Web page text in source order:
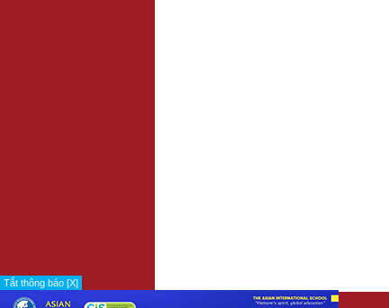
Tắt thông báo [X]